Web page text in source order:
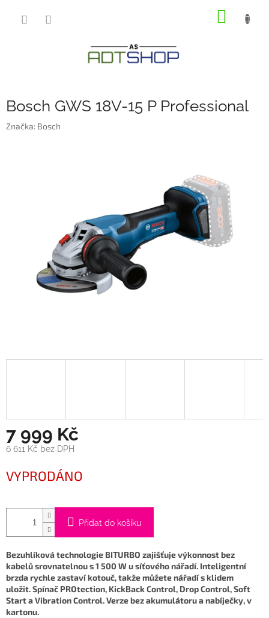
Bosch GWS 18V-15 P Professional
Značka: Bosch
7 999 Kč
6 611 Kč bez DPH
cena:
VYPRODÁNO
Přidat do košíku
Bezuhlíková technologie BITURBO zajišťuje výkonnost bez
kabelů srovnatelnou s 1 500 W u síťového nářadí. Inteligentní
brzda rychle zastaví kotouč, takže můžete nářadí s klidem
uložit. Spínač PROtection, KickBack Control, Drop Control, Soft
Start a Vibration Control. Verze bez akumulátoru a nabíječky, v
kartonu.